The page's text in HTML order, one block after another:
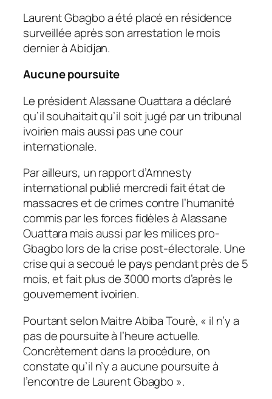
Laurent Gbagbo a été placé en résidence
surveillée après son arrestation le mois
dernier à Abidjan.
Aucune poursuite
Le président Alassane Ouattara a déclaré
qu’il souhaitait qu’il soit jugé par un tribunal
ivoirien mais aussi pas une cour
internationale.
Par ailleurs, un rapport d’Amnesty
international publié mercredi fait état de
massacres et de crimes contre l’humanité
commis par les forces fidèles à Alassane
Ouattara mais aussi par les milices pro-
Gbagbo lors de la crise post-électorale. Une
crise qui a secoué le pays pendant près de 5
mois, et fait plus de 3000 morts d’après le
gouvernement ivoirien.
Pourtant selon Maitre Abiba Tourè, « il n’y a
pas de poursuite à l’heure actuelle.
Concrètement dans la procédure, on
constate qu’il n’y a aucune poursuite à
l’encontre de Laurent Gbagbo ».